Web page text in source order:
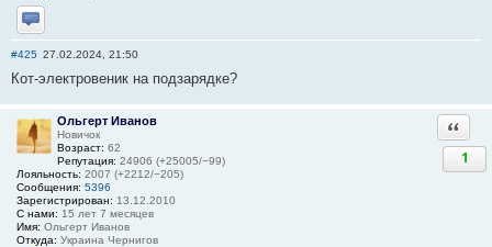
Отправить личное сообщение
#425 27.02.2024, 21:50
Кот-электровеник на подзарядке?
Ольгерт Иванов
Новичок
Возраст: 62
Репутация: 24906 (+25005/−99)
Лояльность: 2007 (+2212/−205)
Сообщения: 5396
Зарегистрирован: 13.12.2010
С нами: 15 лет 7 месяцев
Имя: Ольгерт Иванов
Откуда: Украина Чернигов
1